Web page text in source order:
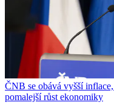
ČNB se obává vyšší
pomalejší růst ekonomiky